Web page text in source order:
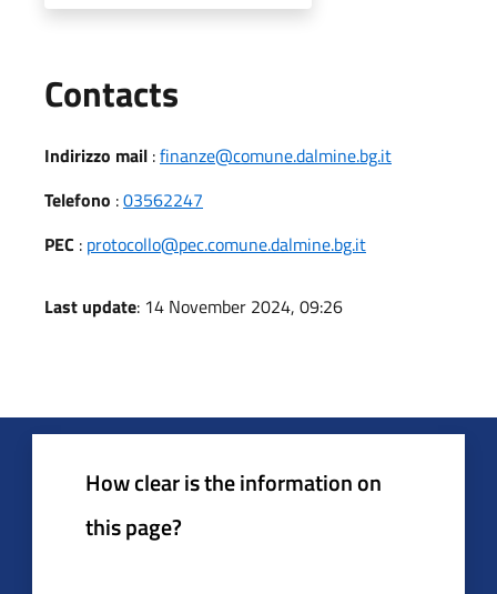
Contacts
Indirizzo mail :finanze@comune.dalmine.bg.it
Telefono :03562247
PEC : protocollo@pec.comune.dalmine.bg.it
Last update: 14 November 2024, 09:26
How clear is the information on
this page?